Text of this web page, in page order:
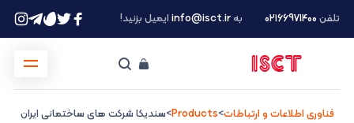
تلفن ۰۲۱66971400 بهinfo@isct.irایمیل بزنید!
فناوری اطلاعات و ارتباطات>
Products
>سندیکا شرکت های ساختمانی ایران